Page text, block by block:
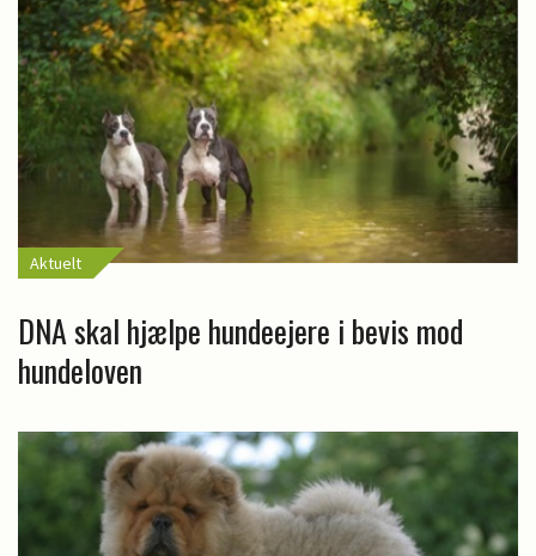
Aktuelt
DNA skal hjælpe hundeejere i bevis mod
hundeloven